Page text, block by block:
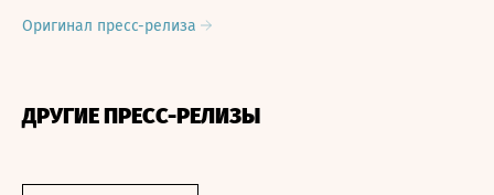
Оригинал пресс-релиза
ДРУГИЕ ПРЕСС-РЕЛИЗЫ